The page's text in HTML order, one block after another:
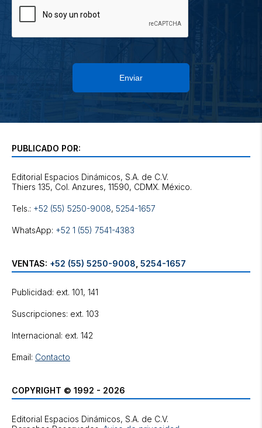
Enviar
PUBLICADO POR:
Editorial Espacios Dinámicos, S.A. de C.V.
Tels.: +52 (55) 5250-9008, 5254-1657
WhatsApp: +52 1 (55) 7541-4383
VENTAS: +52 (55) 5250-9008 5254-1657
Publicidad: ext. 101, 141
Suscripciones: ext. 103
Internacional: ext. 142
Email: Contacto
COPYRIGHT © 1992 - 2026
Editorial Espacios Dinámicos, S.A. de C.V.